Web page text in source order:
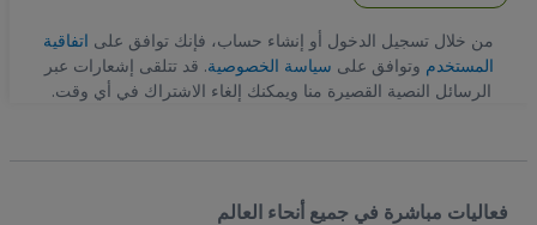
من خلال تسجيل الدخول أو إنشاء حساب، فإنك توافق على اتفاقية
المستخدم وتوافق على سياسة الخصوصية. قد تتلقى إشعارات عبر
الرسائل النصية القصيرة منا ويمكنك إلغاء الاشتراك في أي وقت.
فعاليات مباشرة في جميع أنحاء العالم